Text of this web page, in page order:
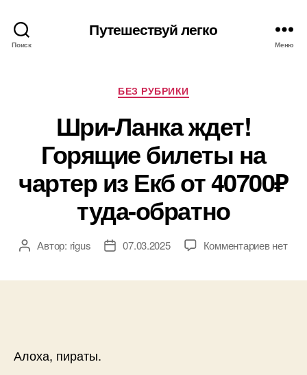
Поиск
Путешествуй легко
Меню
Рубрики
БЕЗ РУБРИКИ
Шри-Ланка ждет!
Горящие билеты на
чартер из Екб от 40700₽
туда-обратно
АвторАвтор: rigus
Дата07.03.2025 Комментариевк
нет
Алоха, пираты.